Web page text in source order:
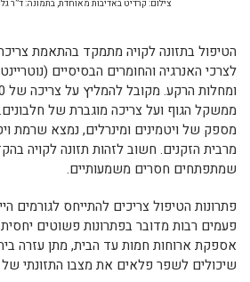
צילום: קרדיט באדיבות מאוחדת, בתמונה: ד”ר
הטיפול בתזונה לקויה מתמקד בהתאמת
לצרכי האנרגיה והחומרים הבסיסיים
ממשקל הגוף ועל צריכה מוגברת של
מרבית הזקנים. חשוב לזהות תזונה לקויה
שמתפתחים חסרים משמעותיים.
פתרונות הטיפול צריכים להתייחס לגורמים
פעמים רבות מדובר בפתרונות פשוטים יחסית
אספקת ארוחות חמות עד הבית, מתן עזרה
שיכולים לשפר פלאים את מצבו התזונתי של